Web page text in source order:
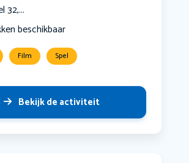
32,...
beschikbaar
Film Spel
Bekijk de activiteit